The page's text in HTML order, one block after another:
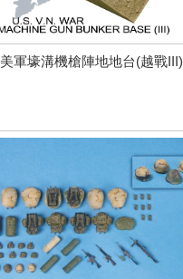
美軍壕溝機槍陣地地台(越戰III)